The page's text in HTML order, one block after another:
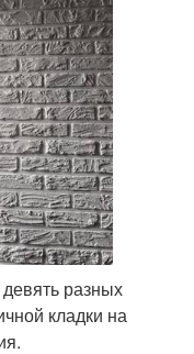
разных
кладки на